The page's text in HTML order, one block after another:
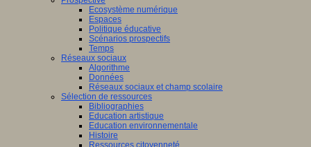
Ecosystème numérique
Espaces
Politique éducative
Scénarios prospectifs
Temps
Réseaux sociaux
Algorithme
Données
Réseaux sociaux et champ scolaire
Sélection de ressources
Bibliographies
Education artistique
Education environnementale
Histoire
Ressources citoyenneté